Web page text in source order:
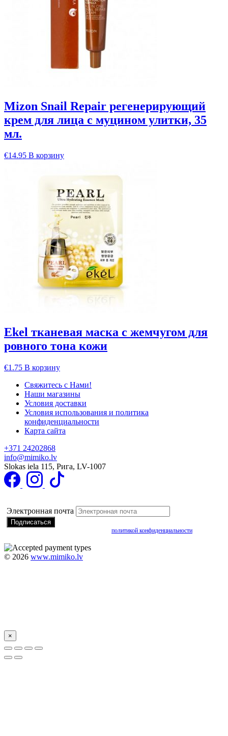
Mizon Snail Repair регенерирующий
крем для лица с муцином улитки, 35
мл.
€14.95 В корзину
Ekel тканевая маска с жемчугом для
ровного тона кожи
€1.75 В корзину
Свяжитесь с Нами!
Наши магазины
Условия доставки
Условия использования и политика
конфиденциальности
Карта сайта
+371 24202868
info@mimiko.lv
Slokas iela 115, Рига, LV-1007
Электронная почта
политикой конфиденциальности
© 2026 www.mimiko.lv
×